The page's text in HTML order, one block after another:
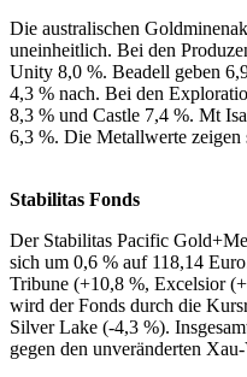
Die australischen
uneinheitlich. Bei den
Unity 8,0 %. Beadell geben
4,3 % nach. Bei den
8,3 % und Castle 7,4 %. Mt
6,3 %. Die Metallwerte zeigen
Stabilitas Fonds
Der Stabilitas Pacific
sich um 0,6 % auf 118,14
Tribune (+10,8 %, Excelsior
wird der Fonds durch die
Silver Lake (-4,3 %).
gegen den unveränderten